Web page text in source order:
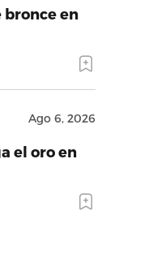
en
Ago 6, 2026
el oro en